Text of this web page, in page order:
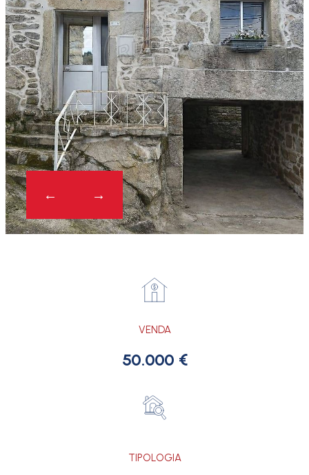
VENDA
50.000 €
TIPOLOGIA